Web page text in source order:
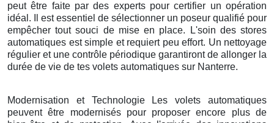
peut être faite par des experts pour certifier un opération
idéal. Il est essentiel de sélectionner un poseur qualifié pour
empêcher tout souci de mise en place. L'soin des stores
automatiques est simple et requiert peu effort. Un nettoyage
régulier et une contrôle périodique garantiront de allonger la
durée de vie de tes volets automatiques sur Nanterre.
Modernisation et Technologie Les volets automatiques
peuvent être modernisés pour proposer encore plus de